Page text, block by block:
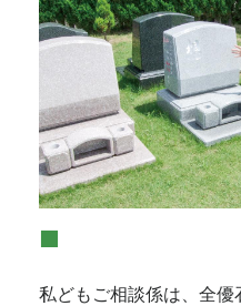
■
私どもご相談係は、全